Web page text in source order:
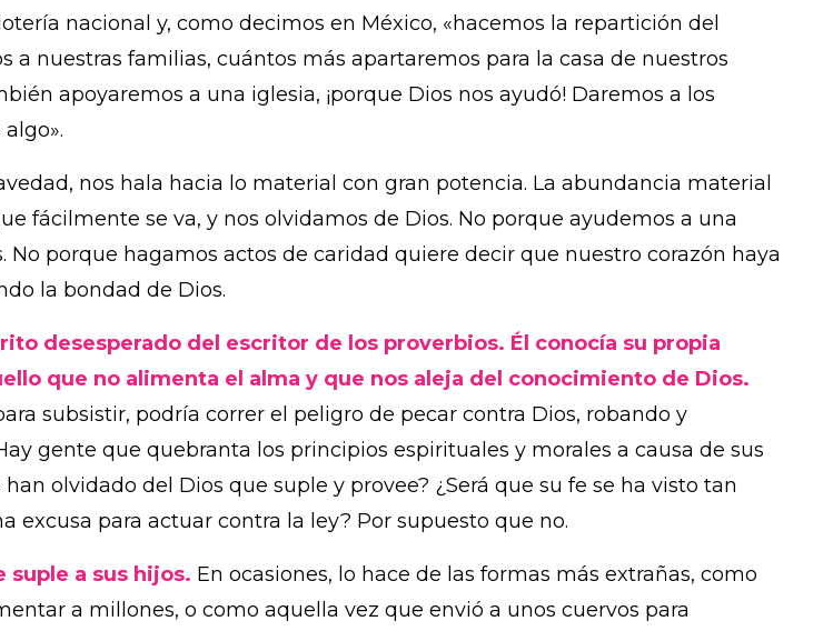
nacional y, como decimos en México, «hacemos la repartición del
nuestras familias, cuántos más apartaremos para la casa de nuestros
apoyaremos a una iglesia, ¡porque Dios nos ayudó! Daremos a los
nos hala hacia lo material con gran potencia. La abundancia material
fácilmente se va, y nos olvidamos de Dios. No porque ayudemos a una
porque hagamos actos de caridad quiere decir que nuestro corazón haya
la bondad de Dios.
desesperado del escritor de los proverbios. Él conocía su propia
que no alimenta el alma y que nos aleja del conocimiento de Dios.
subsistir, podría correr el peligro de pecar contra Dios, robando y
gente que quebranta los principios espirituales y morales a causa de sus
olvidado del Dios que suple y provee? ¿Será que su fe se ha visto tan
excusa para actuar contra la ley? Por supuesto que no.
a sus hijos. En ocasiones, lo hace de las formas más extrañas, como
a millones, o como aquella vez que envió a unos cuervos para